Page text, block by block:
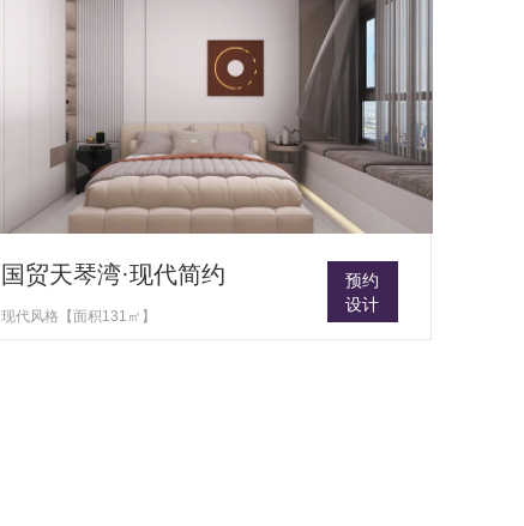
国贸天琴湾·现代简约
现代风格【面积131㎡】
预约
设计